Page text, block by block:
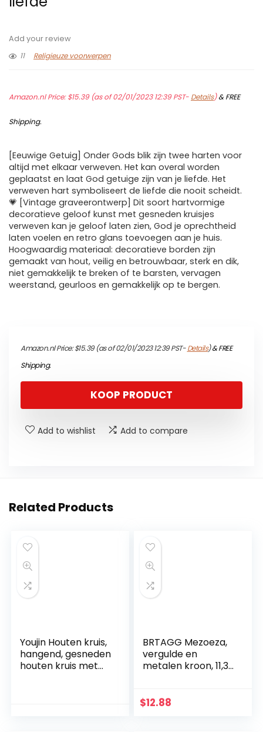
Add your review
11
Religieuze voorwerpen
Amazon.nl Price:$15.39(as of 02/01/2023 12:39 PST- Details)&FREE
Shipping.
[Eeuwige Getuig] Onder Gods blik zijn twee harten voor
altijd met elkaar verweven. Het kan overal worden
geplaatst en laat God getuige zijn van je liefde. Het
verweven hart symboliseert de liefde die nooit scheidt.
💗 [Vintage graveerontwerp] Dit soort hartvormige
decoratieve geloof kunst met gesneden kruisjes
verweven kan je geloof laten zien, God je oprechtheid
laten voelen en retro glans toevoegen aan je huis.
Hoogwaardig materiaal: decoratieve borden zijn
gemaakt van hout, veilig en betrouwbaar, sterk en dik,
niet gemakkelijk te breken of te barsten, vervagen
weerstand, geurloos en gemakkelijk op te bergen.
Amazon.nl Price:$15.39(as of 02/01/2023 12:39 PST-Details)&FREE
Shipping.
KOOP PRODUCT
Add to wishlist Add to compare
Related Products
Youjin Houten kruis,
hangend, gesneden
houten kruis met
BRTAGG Mezoeza,
vergulde en
metalen kroon, 11,3
$12.88